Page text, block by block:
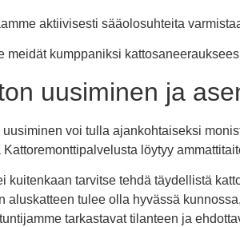
aktiivisesti sääolosuhteita
meidät kumppaniksi
uusiminen ja
uusiminen voi tulla ajankohtaiseksi
Kattoremonttipalvelusta löytyy
kuitenkaan tarvitse tehdä täydellistä
aluskatteen tulee olla hyvässä
tarkastavat tilanteen ja